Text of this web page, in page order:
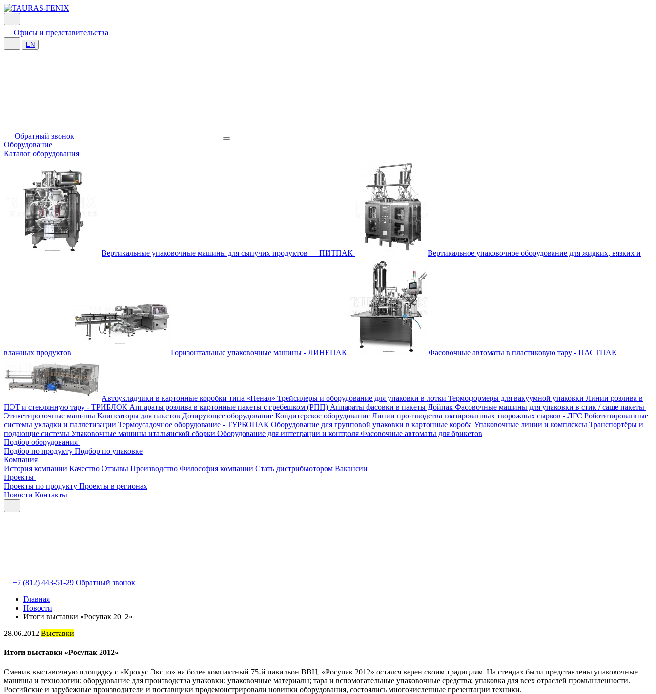
Офисы и представительства
EN
Обратный звонок
Оборудование
Каталог оборудования
Вертикальные упаковочные машины для сыпучих продуктов — ПИТПАК Вертикальное упаковочное оборудование для жидких, вязких и
влажных продуктов Горизонтальные упаковочные машины - ЛИНЕПАК Фасовочные автоматы в пластиковую тару - ПАСТПАК
Автоукладчики в картонные коробки типа «Пенал» Трейсилеры и оборудование для упаковки в лотки Термоформеры для вакуумной упаковки Линии розлива в
ПЭТ и стеклянную тару - ТРИБЛОК Аппараты розлива в картонные пакеты с гребешком (РПП) Аппараты фасовки в пакеты Дойпак Фасовочные машины для упаковки в стик / саше пакеты
Этикетировочные машины Клипсаторы для пакетов Дозирующее оборудование Кондитерское оборудование Линии производства глазированных творожных сырков - ЛГС Роботизированные
системы укладки и паллетизации Термоусадочное оборудование - ТУРБОПАК Оборудование для групповой упаковки в картонные короба Упаковочные линии и комплексы Транспортёры и
подающие системы Упаковочные машины итальянской сборки Оборудование для интеграции и контроля Фасовочные автоматы для брикетов
Подбор оборудования
Подбор по продукту Подбор по упаковке
Компания
История компании Качество Отзывы Производство Философия компании Стать дистрибьютором Вакансии
Проекты
Проекты по продукту Проекты в регионах
Новости Контакты
+7 (812) 443-51-29 Обратный звонок
Главная
Новости
Итоги выставки «Росупак 2012»
28.06.2012 Выставки
Итоги выставки «Росупак 2012»
Сменив выставочную площадку с «Крокус Экспо» на более компактный 75-й павильон ВВЦ, «Росупак 2012» остался верен своим традициям. На стендах были представлены упаковочные
машины и технологии; оборудование для производства упаковки; упаковочные материалы; тара и вспомогательные упаковочные средства; упаковка для всех отраслей промышленности.
Российские и зарубежные производители и поставщики продемонстрировали новинки оборудования, состоялись многочисленные презентации техники.